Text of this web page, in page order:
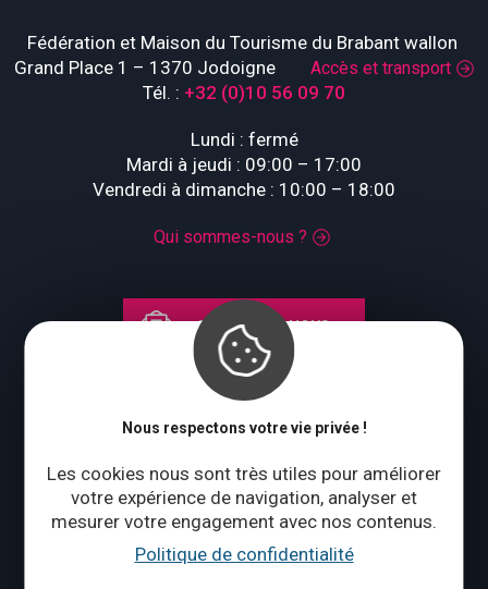
Nous respectons votre vie privée !
Les cookies nous sont très utiles pour améliorer
votre expérience de navigation, analyser et
mesurer votre engagement avec nos contenus.
Politique de confidentialité
Fédération et Maison du Tourisme du Brabant wallon
Grand Place 1 – 1370 Jodoigne Accès et transport
Tél. : +32 (0)10 56 09 70
Lundi : fermé
Mardi à jeudi : 09:00 – 17:00
Vendredi à dimanche : 10:00 – 18:00
Qui sommes-nous ?
CONTACTEZ-NOUS
Suivez-nous
Agenda